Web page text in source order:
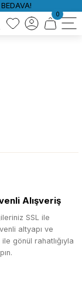
0
Alışveriş
SSL ile
altyapı ve
gönül rahatlığıyla